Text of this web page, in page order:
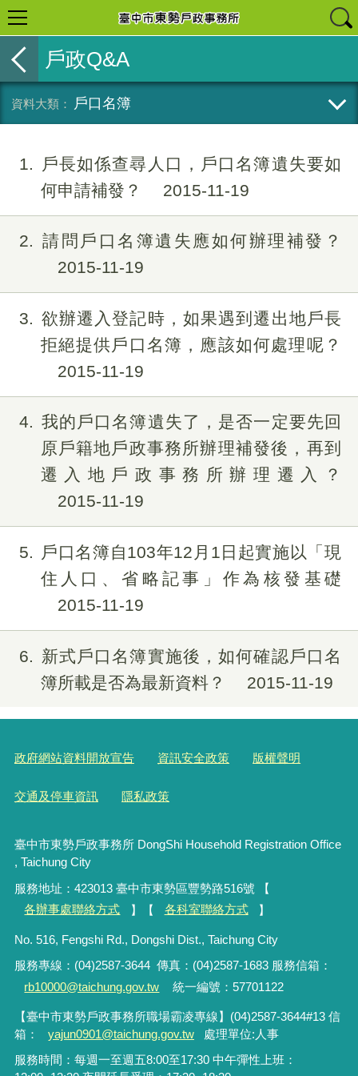
戶政Q&A
戶口名簿
1
戶長如係查尋人口，戶口名簿遺失要如
何申請補發？
2015-11-19
2
請問戶口名簿遺失應如何辦理補發？
2015-11-19
3
欲辦遷入登記時，如果遇到遷出地戶長
拒絕提供戶口名簿，應該如何處理呢？
2015-11-19
4
我的戶口名簿遺失了，是否一定要先回
原戶籍地戶政事務所辦理補發後，再到
遷入地戶政事務所辦理遷入？
2015-11-19
5
戶口名簿自103年12月1日起實施以「現
住人口、省略記事」作為核發基礎
2015-11-19
6
新式戶口名簿實施後，如何確認戶口名
簿所載是否為最新資料？
2015-11-19
政府網站資料開放宣告 資訊安全政策 版權聲明
交通及停車資訊 隱私政策
臺中市東勢戶政事務所 DongShi Household Registration Office
, Taichung City
服務地址：423013 臺中市東勢區豐勢路516號 【
各辦事處聯絡方式
】【 各科室聯絡方式 】
No. 516, Fengshi Rd., Dongshi Dist., Taichung City
服務專線：(04)2587-3644 傳真： (04)2587-1683服務信箱：
rb10000@taichung.gov.tw
統一編號：57701122
【臺中市東勢戶政事務所職場霸凌專線】(04)2587-3644#13 信
箱：
yajun0901@taichung.gov.tw
處理單位:人事
服務時間：每週一至週五8:00至17:30 中午彈性上班：